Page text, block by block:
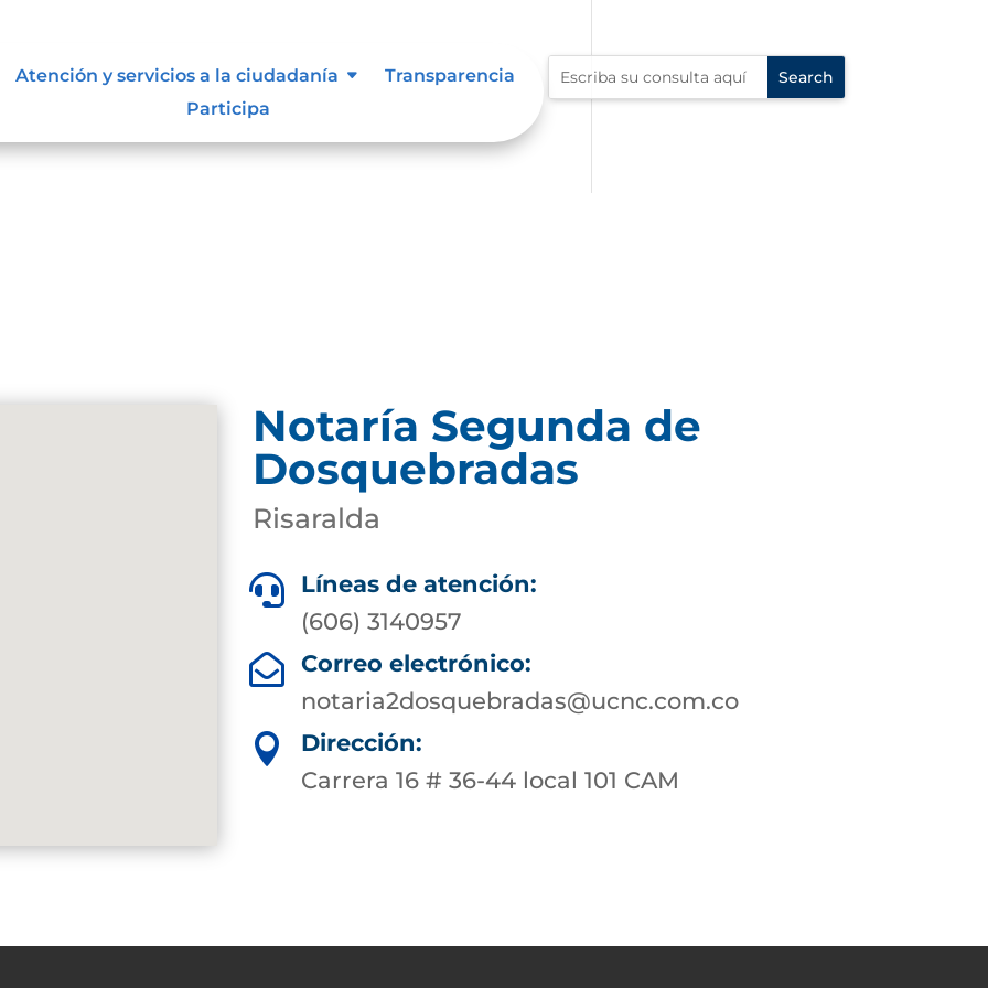
Atención y servicios a la ciudadanía
Transparencia
Participa
Try refining your search, or use the navigation
Notaría Segunda de
Dosquebradas
Risaralda

Líneas de atención:
(606) 3140957

Correo electrónico:
notaria2dosquebradas@ucnc.com.co

Dirección:
Carrera 16 # 36-44 local 101 CAM